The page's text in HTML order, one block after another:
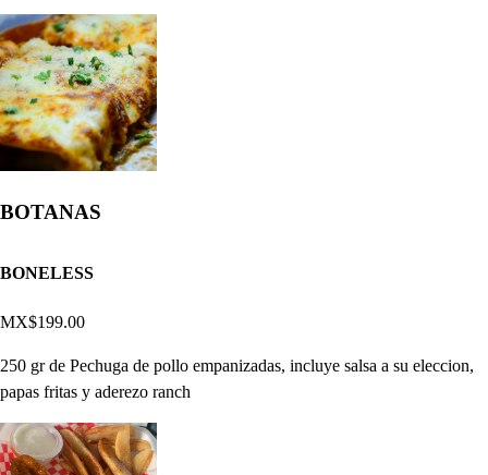
BOTANAS
BONELESS
MX$199.00
250 gr de Pechuga de pollo empanizadas, incluye salsa a su eleccion,
papas fritas y aderezo ranch